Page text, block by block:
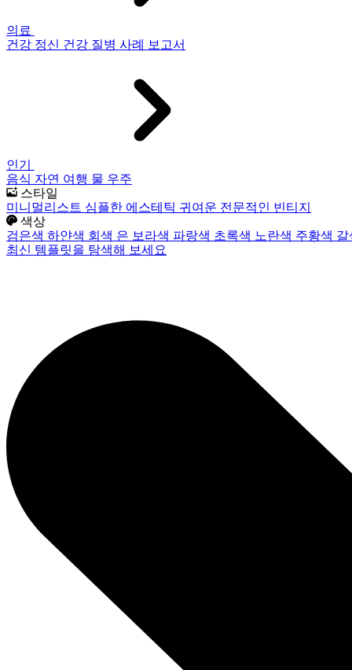
의료
건강 정신 건강 질병 사례 보고서
인기
음식 자연 여행 물 우주
스타일
미니멀리스트 심플한 에스테틱 귀여운 전문적인 빈티지
색상
검은색 하얀색 회색 은 보라색 파랑색 초록색 노란색 주황색
최신 템플릿을 탐색해 보세요